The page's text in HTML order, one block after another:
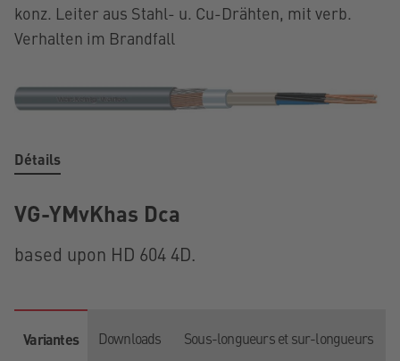
konz. Leiter aus Stahl- u. Cu-Drähten, mit verb.
Verhalten im Brandfall
Détails
VG-YMvKhas Dca
based upon HD 604 4D.
Variantes Downloads Sous-longueurs et sur-longueurs